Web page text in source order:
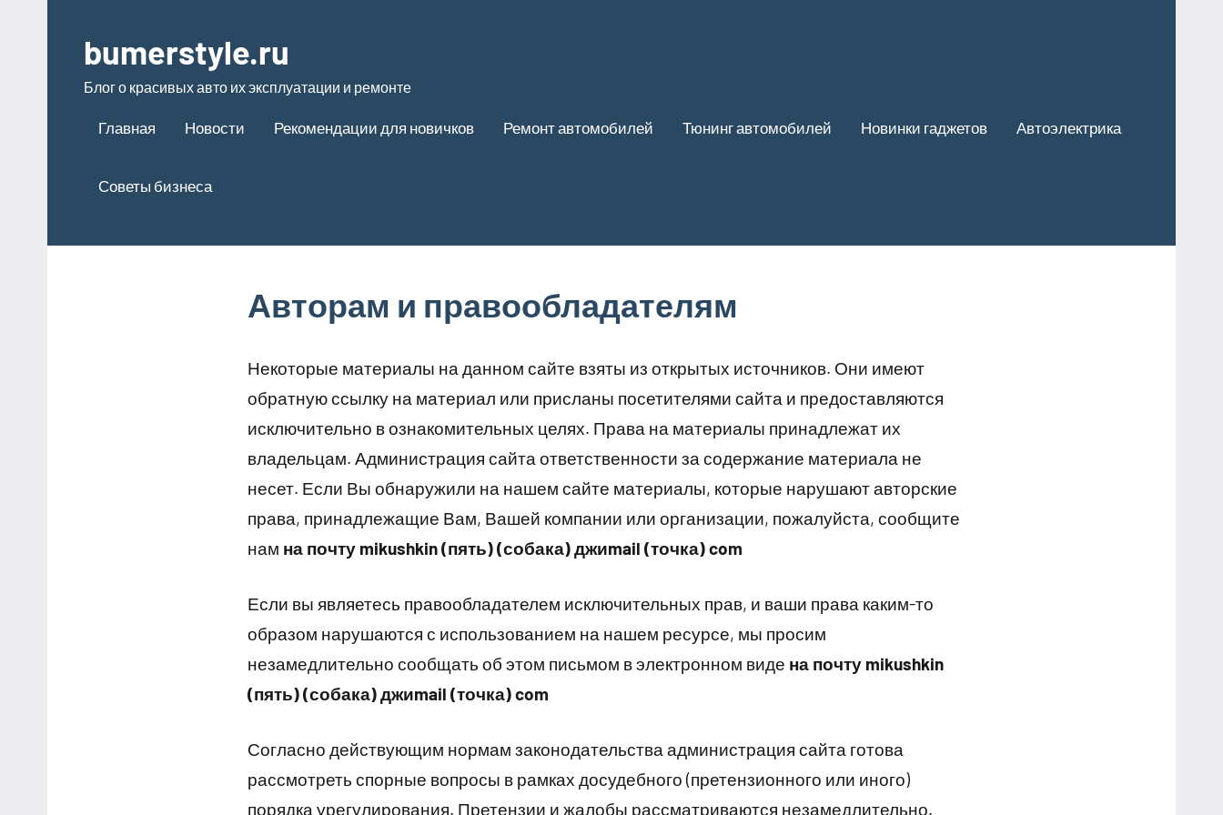
содержимому
bumerstyle.ru
Блог о красивых авто их эксплуатации и ремонте
Главная Новости Рекомендации для новичков Ремонт автомобилей Тюнинг автомобилей Новинки гаджетов Автоэлектрика
Советы бизнеса
Авторам и правообладателям
Некоторые материалы на данном сайте взяты из открытых источников. Они имеют
обратную ссылку на материал или присланы посетителями сайта и предоставляются
исключительно в ознакомительных целях. Права на материалы принадлежат их
владельцам. Администрация сайта ответственности за содержание материала не
несет. Если Вы обнаружили на нашем сайте материалы, которые нарушают авторские
права, принадлежащие Вам, Вашей компании или организации, пожалуйста, сообщите
нам на почту mikushkin (пять) (собака) джиmail (точка) com
Если вы являетесь правообладателем исключительных прав, и ваши права каким-то
образом нарушаются с использованием на нашем ресурсе, мы просим
незамедлительно сообщать об этом письмом в электронном виде на почту mikushkin
(пять) (собака) джиmail (точка) com
Согласно действующим нормам законодательства администрация сайта готова
рассмотреть спорные вопросы в рамках досудебного (претензионного или иного)
порядка урегулирования. Претензии и жалобы рассматриваются незамедлительно.